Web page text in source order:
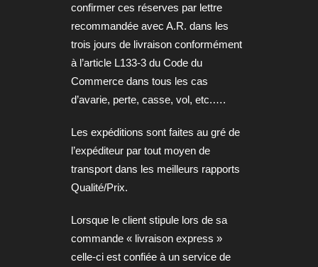
confirmer ces réserves par lettre
recommandée avec A.R. dans les
trois jours de livraison conformément
à l’article L133-3 du Code du
Commerce dans tous les cas
d’avarie, perte, casse, vol, etc.….
Les expéditions sont faites au gré de
l’expéditeur par tout moyen de
transport dans les meilleurs rapports
Qualité/Prix.
Lorsque le client stipule lors de sa
commande « livraison express »
celle-ci est confiée à un service de